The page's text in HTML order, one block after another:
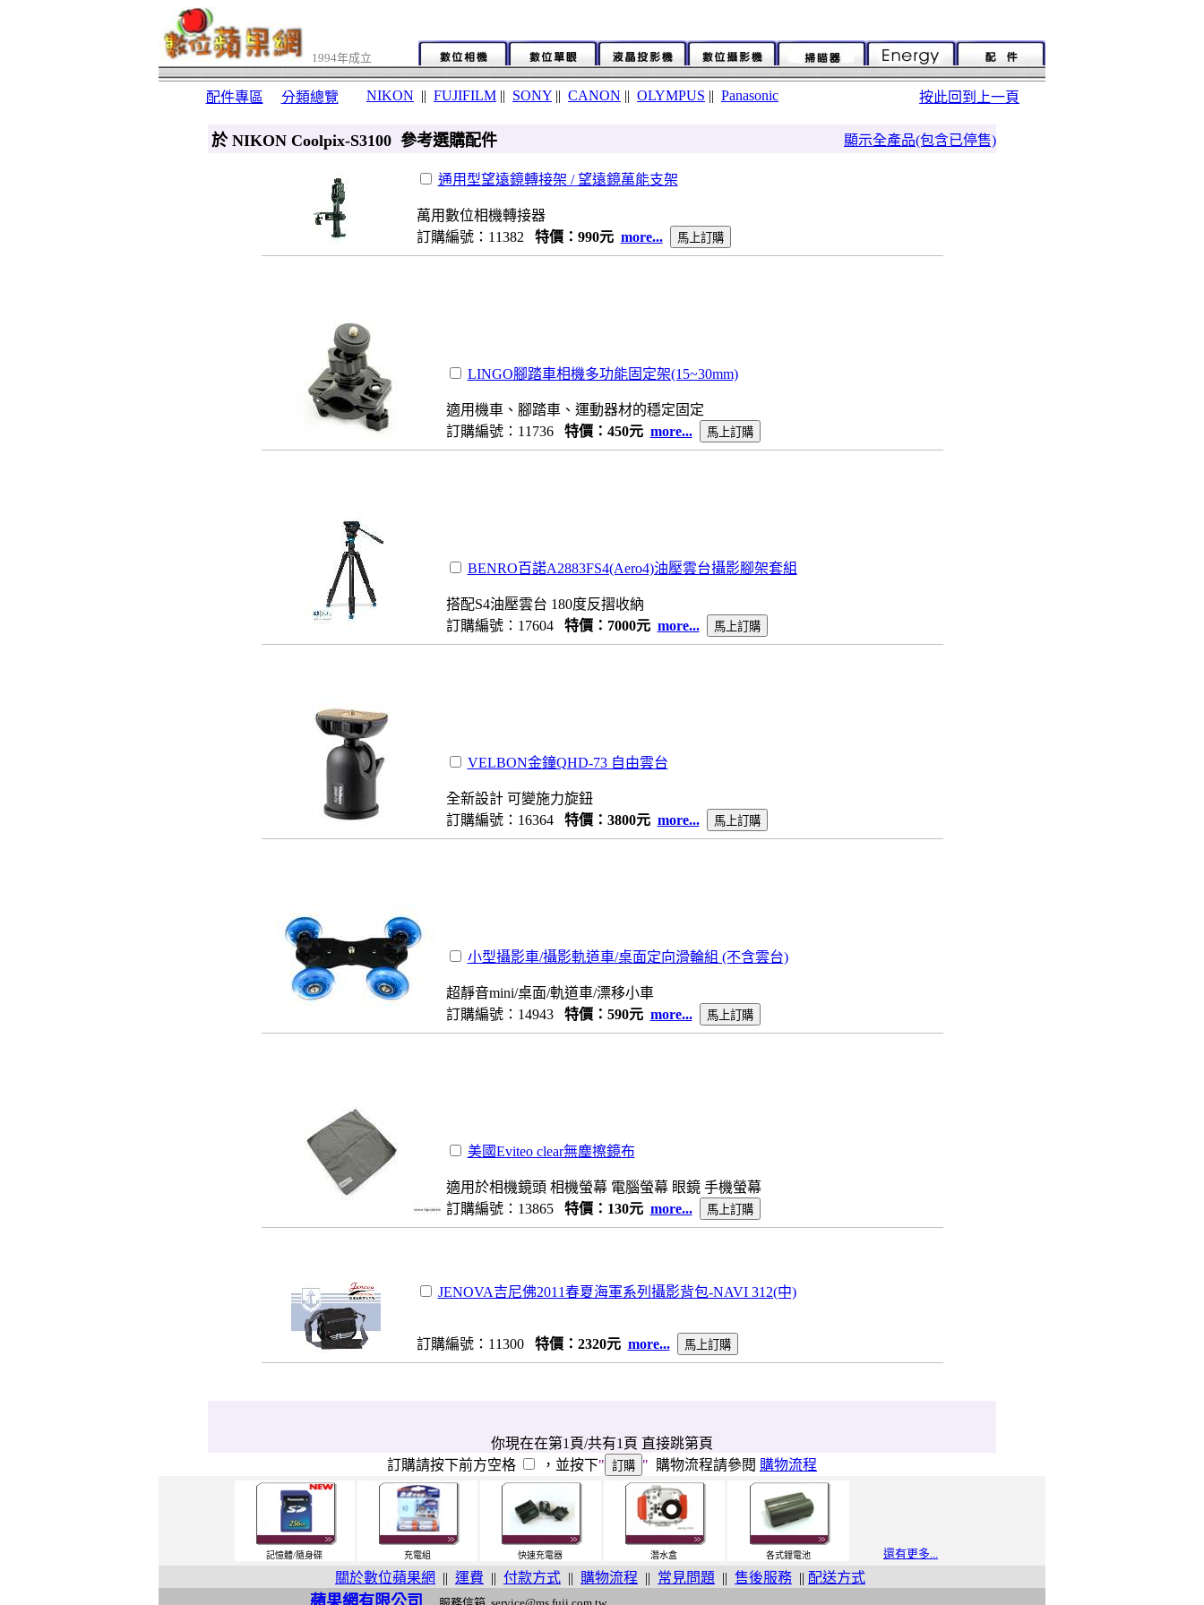
1994年成立
配件專區 分類總覽 NIKON || FUJIFILM || SONY || CANON || OLYMPUS || Panasonic 按此回到上一頁
於 NIKON Coolpix-S3100 參考選購配件 顯示全產品(包含已停售)
通用型望遠鏡轉接架 / 望遠鏡萬能支架
萬用數位相機轉接器
訂購編號：11382 特價：990元 more...
LINGO腳踏車相機多功能固定架(15~30mm)
適用機車、腳踏車、運動器材的穩定固定
訂購編號：11736 特價：450元 more...
BENRO百諾A2883FS4(Aero4)油壓雲台攝影腳架套組
搭配S4油壓雲台 180度反摺收納
訂購編號：17604 特價：7000元 more...
VELBON金鐘QHD-73 自由雲台
全新設計 可變施力旋鈕
訂購編號：16364 特價：3800元 more...
小型攝影車/攝影軌道車/桌面定向滑輪組 (不含雲台)
超靜音mini/桌面/軌道車/漂移小車
訂購編號：14943 特價：590元 more...
美國Eviteo clear無塵擦鏡布
適用於相機鏡頭 相機螢幕 電腦螢幕 眼鏡 手機螢幕
訂購編號：13865 特價：130元 more...
JENOVA吉尼佛2011春夏海軍系列攝影背包-NAVI 312(中)
訂購編號：11300 特價：2320元 more...
你現在在第1頁/共有1頁 直接跳第頁
訂購請按下前方空格
，並按下" " 購物流程請參閱 購物流程
記憶體/隨身碟 充電組 快速充電器 潛水盒 各式鋰電池 還有更多...
關於數位蘋果網 || 運費 || 付款方式 || 購物流程 || 常見問題 || 售後服務 || 配送方式
蘋果網有限公司